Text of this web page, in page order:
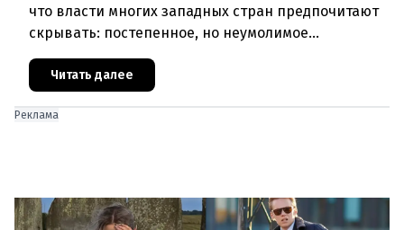
что власти многих западных стран предпочитают
скрывать: постепенное, но неумолимое
сокращение численности населения
европейского происхождения. «Часы замен
Читать далее
Реклама